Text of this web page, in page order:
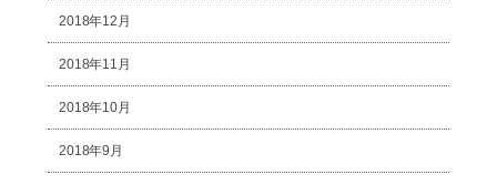
2018年12月
2018年11月
2018年10月
2018年9月